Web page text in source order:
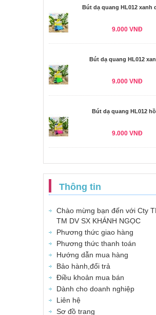
Bút dạ quang HL012 xanh
9.000 VNĐ
Bút dạ quang HL012
9.000 VNĐ
Bút dạ quang HL012
9.000 VNĐ
Thông tin
Chào mừng bạn đến với Cty
TM DV SX KHÁNH NGỌC
Phương thức giao hàng
Phương thức thanh toán
Hướng dẫn mua hàng
Bảo hành,đổi trả
Điều khoản mua bán
Dành cho doanh nghiệp
Liên hệ
Sơ đồ trang